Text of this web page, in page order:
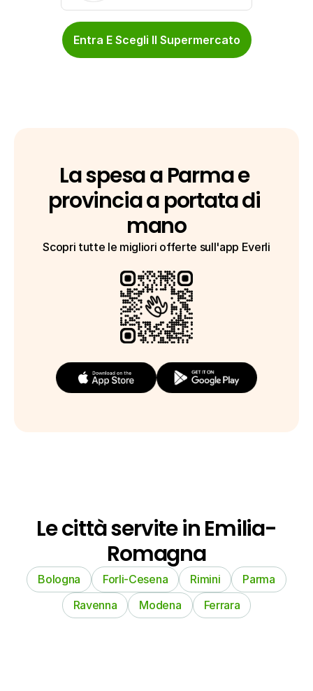
Entra E Scegli Il Supermercato
La spesa a Parma e
provincia a portata di
mano
Scopri tutte le migliori offerte sull'app Everli
Le città servite in Emilia-
Romagna
Bologna Forli-Cesena Rimini
Parma
Ravenna
Modena Ferrara